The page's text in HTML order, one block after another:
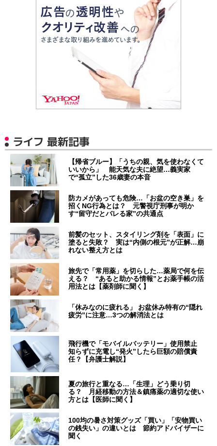
ライフ 最新記事
【帰省ブルー】「うちの親、気を使わなくて
いいから」 能天気な夫に絶望…義実家
で“孤立”した36歳妻の本音
防カメがあっても危険…「お盆の空き巣」を
招くNG行為とは？ 元警視庁刑事が明か
す“留守だとバレる家”の共通点
前髪のセット、スタイリング剤を「表面」に
塗ると失敗？ 実は“内側の根元”が正解…崩
れない整え方とは
旅先で「常用薬」を切らした…薬局で何を伝
える？ “あると助かる情報”とお薬手帳の活
用法とは【薬剤師に聞く】
「休みなのに疲れる」 お盆休み特有の“隠れ
疲労”に注意…3つの解消法とは
飛行機で「モバイルバッテリー」使用禁止
知らずに充電し“発火”したら巨額の賠償責
任？【弁護士解説】
夏の旅行と重なる…「生理」どう乗り切
る？ 月経移動の方法＆鎮痛薬の適切な使い
方とは【医師に聞く】
100均の暑さ対策グッズ「買い」「安物買い
の銭失い」の違いとは 節約アドバイザーに
聞く